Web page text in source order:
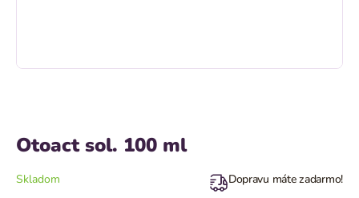
Otoact sol. 100 ml
Skladom Dopravu máte zadarmo!